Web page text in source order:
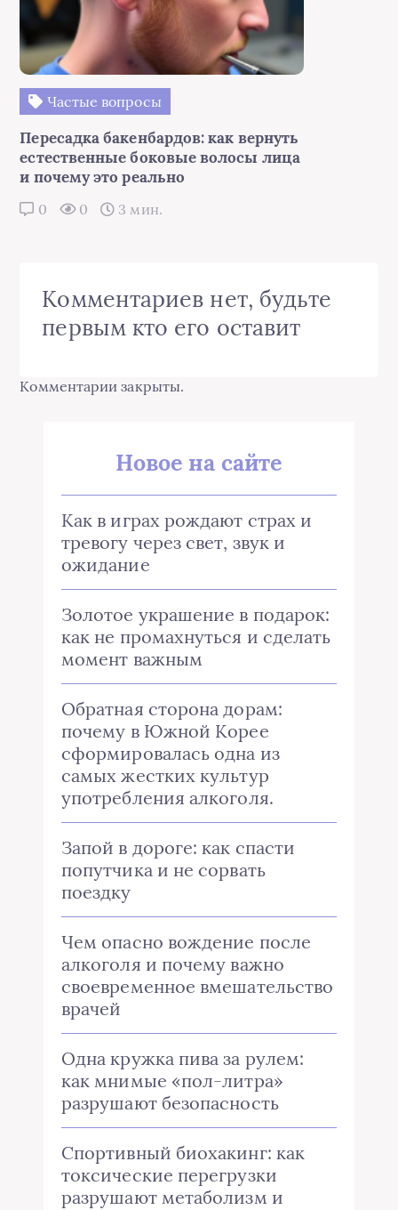
Частые вопросы
Пересадка бакенбардов: как вернуть
естественные боковые волосы лица
и почему это реально
0 0 3 мин.
Комментариев нет, будьте
первым кто его оставит
Комментарии закрыты.
Новое на сайте
Как в играх рождают страх и
тревогу через свет, звук и
ожидание
Золотое украшение в подарок:
как не промахнуться и сделать
момент важным
Обратная сторона дорам:
почему в Южной Корее
сформировалась одна из
самых жестких культур
употребления алкоголя.
Запой в дороге: как спасти
попутчика и не сорвать
поездку
Чем опасно вождение после
алкоголя и почему важно
своевременное вмешательство
врачей
Одна кружка пива за рулем:
как мнимые «пол-литра»
разрушают безопасность
Спортивный биохакинг: как
токсические перегрузки
разрушают метаболизм и